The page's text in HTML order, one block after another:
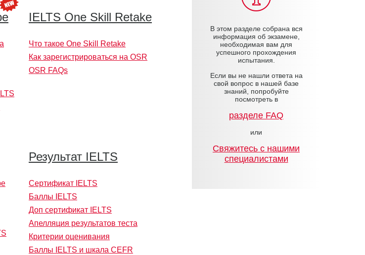
IELTS One Skill Retake
Что такое One Skill Retake
Как зарегистрироваться на OSR
OSR FAQs
Результат IELTS
Сертификат IELTS
Баллы IELTS
Доп сертификат IELTS
Апелляция результатов теста
Критерии оценивания
Баллы IELTS и шкала CEFR
В этом разделе собрана вся
информация об экзамене,
необходимая вам для
успешного прохождения
испытания.
Если вы не нашли ответа на
свой вопрос в нашей базе
знаний, попробуйте
посмотреть в
разделе FAQ
или
Cвяжитесь с нашими
специалистами